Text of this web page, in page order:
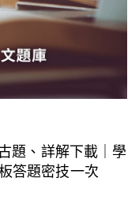
題、詳解下載｜學
答題密技一次